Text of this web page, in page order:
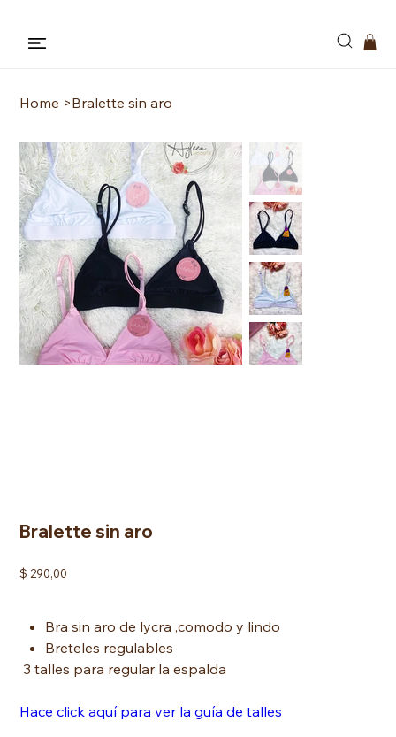
Home >Bralette sin aro
Bralette sin aro
Precio
$ 290,00
Bra sin aro de lycra ,comodo y lindo
Breteles regulables
3 talles para regular la espalda
Hace click aquí para ver la guía de talles